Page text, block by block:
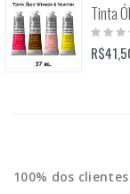
Tinta
Rating:
0%
100% dos